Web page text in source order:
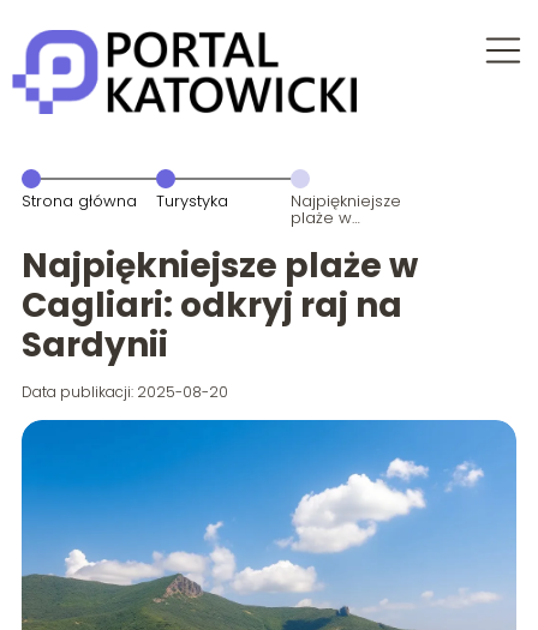
Strona główna Turystyka Najpiękniejsze
plaże w
Cagliari: odkryj
raj na Sardynii
Najpiękniejsze plaże w
Cagliari: odkryj raj na
Sardynii
Data publikacji: 2025-08-20